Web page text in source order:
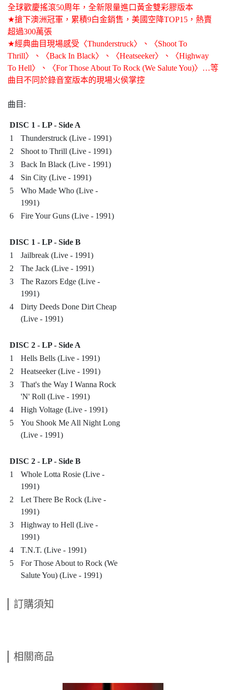
全球歡慶搖滾50周年，全新限量進口黃金雙彩膠版本
★搶下澳洲冠軍，累積9白金銷售，美國空降TOP15 ，熱賣
超過300萬張
★經典曲目現場感受〈Thunderstruck〉、〈Shoot To
Thrill〉、〈Back In Black〉、〈Heatseeker〉、〈Highway
To Hell〉、〈For Those About To Rock (We Salute You)〉 …等
曲目不同於錄音室版本的現場火侯掌控
曲目 :
DISC 1 - LP - Side A
1
Thunderstruck (Live - 1991)
2
Shoot to Thrill (Live - 1991)
3
Back In Black (Live - 1991)
4
Sin City (Live - 1991)
5
Who Made Who (Live -
1991)
6
Fire Your Guns (Live - 1991)
DISC 1 - LP - Side B
1
Jailbreak (Live - 1991)
2
The Jack (Live - 1991)
3
The Razors Edge (Live -
1991)
4
Dirty Deeds Done Dirt Cheap
(Live - 1991)
DISC 2 - LP - Side A
1
Hells Bells (Live - 1991)
2
Heatseeker (Live - 1991)
3
That's the Way I Wanna Rock
'N' Roll (Live - 1991)
4
High Voltage (Live - 1991)
5
You Shook Me All Night Long
(Live - 1991)
DISC 2 - LP - Side B
1
Whole Lotta Rosie (Live -
1991)
2
Let There Be Rock (Live -
1991)
3
Highway to Hell (Live -
1991)
4
T.N.T. (Live - 1991)
5
For Those About to Rock (We
Salute You) (Live - 1991)
訂購須知
相關商品